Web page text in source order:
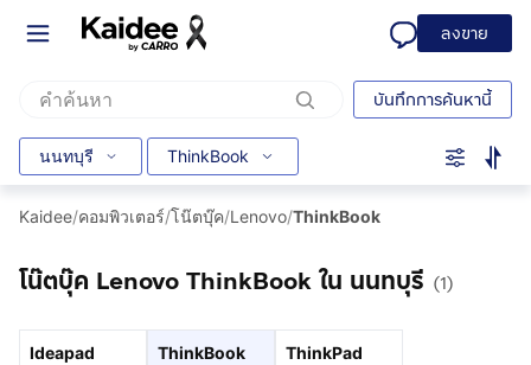
ลงขาย
บันทึกการค้นหานี้
นนทบุรี ThinkBook
Kaidee/คอมพิวเตอร์/โน๊ตบุ๊ค/Lenovo/ThinkBook
โน๊ตบุ๊ค Lenovo ThinkBook ใน นนทบุรี (1)
Ideapad ThinkBook ThinkPad